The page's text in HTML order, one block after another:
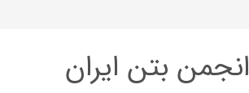
انجمن بتن ایران